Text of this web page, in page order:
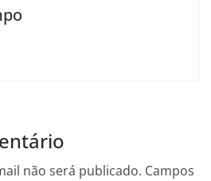
não será publicado. Campos